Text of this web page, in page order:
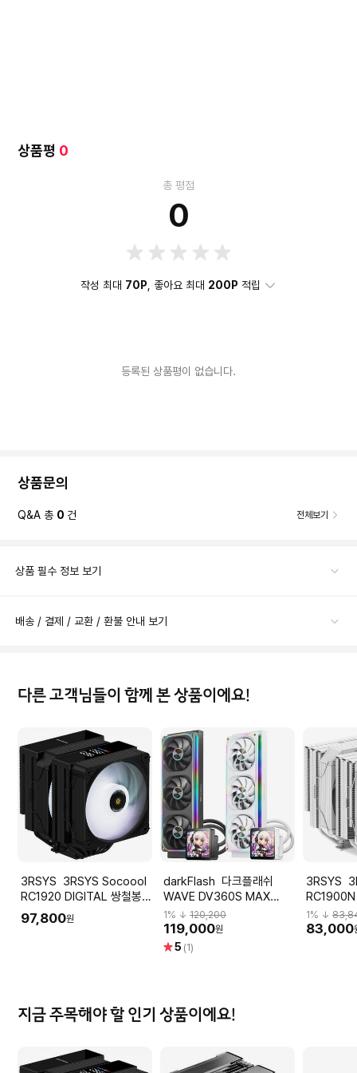
상품평 0
총 평점
0
작성 최대 70P , 좋아요 최대 200P 적립
등록된 상품평이 없습니다.
상품문의
Q&A 총 0 건 전체보기
상품 필수 정보 보기
배송 / 결제 / 교환 / 환불 안내 보기
다른 고객님들이 함께 본 상품이에요!
3RSYS 3RSYS Socoool
RC1920 DIGITAL 쌍철봉
(블랙)
97,800원
darkFlash 다크플래쉬
WAVE DV360S MAX
ARGB 디스플레이 (화이트)
1 % ↓120,200
119,000원
별5 (1)
3RSYS 3RSYS Socoool
트)_쿨러
1 % ↓
83,000
지금 주목해야 할 인기 상품이에요!